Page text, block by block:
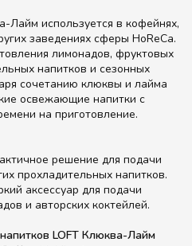
Лайм используется в кофейнях,
заведениях сферы HoReCa.
лимонадов, фруктовых
напитков и сезонных
сочетанию клюквы и лайма
освежающие напитки с
на приготовление.
решение для подачи
прохладительных напитков.
аксессуар для подачи
и авторских коктейлей.
LOFT Клюква-Лайм